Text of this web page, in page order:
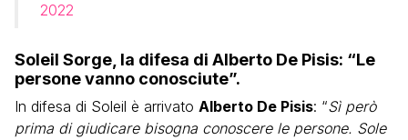
2022
Soleil Sorge, la difesa di Alberto De Pisis: “Le
persone vanno conosciute”.
In difesa di Soleil è arrivato Alberto De Pisis: “Sì però
prima di giudicare bisogna conoscere le persone. Sole